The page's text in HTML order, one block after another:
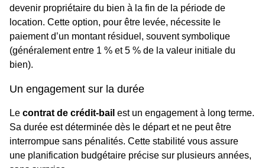
devenir propriétaire du bien à la fin de la période de
location. Cette option, pour être levée, nécessite le
paiement d’un montant résiduel, souvent symbolique
(généralement entre 1 % et 5 % de la valeur initiale du
bien).
Un engagement sur la durée
Le contrat de crédit-bail est un engagement à long terme.
Sa durée est déterminée dès le départ et ne peut être
interrompue sans pénalités. Cette stabilité vous assure
une planification budgétaire précise sur plusieurs années,